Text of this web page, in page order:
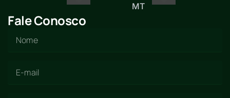
MT
Fale Conosco